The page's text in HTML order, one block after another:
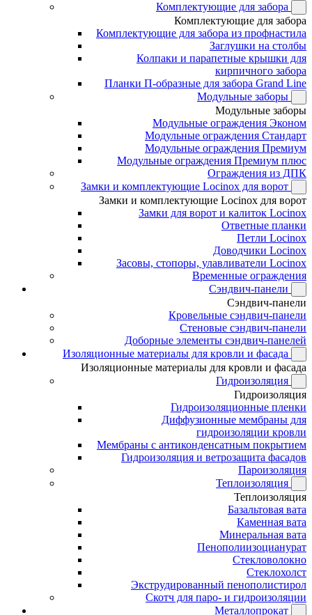
Комплектующие для забора
Комплектующие для забора
Комплектующие для забора из профнастила
Заглушки на столбы
Колпаки и парапетные крышки для
кирпичного забора
Планки П-образные для забора Grand Line
Модульные заборы
Модульные заборы
Модульные ограждения Эконом
Модульные ограждения Стандарт
Модульные ограждения Премиум
Модульные ограждения Премиум плюс
Ограждения из ДПК
Замки и комплектующие Locinox для ворот
Замки и комплектующие Locinox для ворот
Замки для ворот и калиток Locinox
Ответные планки
Петли Locinox
Доводчики Locinox
Засовы, стопоры, улавливатели Locinox
Временные ограждения
Сэндвич-панели
Сэндвич-панели
Кровельные сэндвич-панели
Стеновые сэндвич-панели
Доборные элементы сэндвич-панелей
Изоляционные материалы для кровли и фасада
Изоляционные материалы для кровли и фасада
Гидроизоляция
Гидроизоляция
Гидроизоляционные пленки
Диффузионные мембраны для
гидроизоляции кровли
Мембраны с антиконденсатным покрытием
Гидроизоляция и ветрозащита фасадов
Пароизоляция
Теплоизоляция
Теплоизоляция
Базальтовая вата
Каменная вата
Минеральная вата
Пенополиизоцианурат
Стекловолокно
Стеклохолст
Экструдированный пенополистирол
Скотч для паро- и гидроизоляции
Металлопрокат